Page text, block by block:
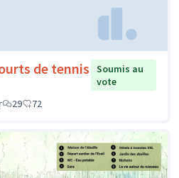
de tennis
Soumis au
vote
29 72